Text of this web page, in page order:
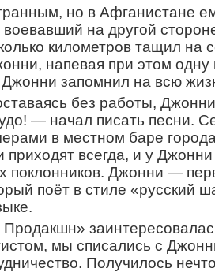
но в Афганистане
на другой
километров тащил на
напевая при этом одну
запомнил на всю
без работы,
— начал писать песни.
в местном баре
приходят всегда, и у
поклонников. Джонни —
поёт в стиле «русский
мы списались с
Получилось